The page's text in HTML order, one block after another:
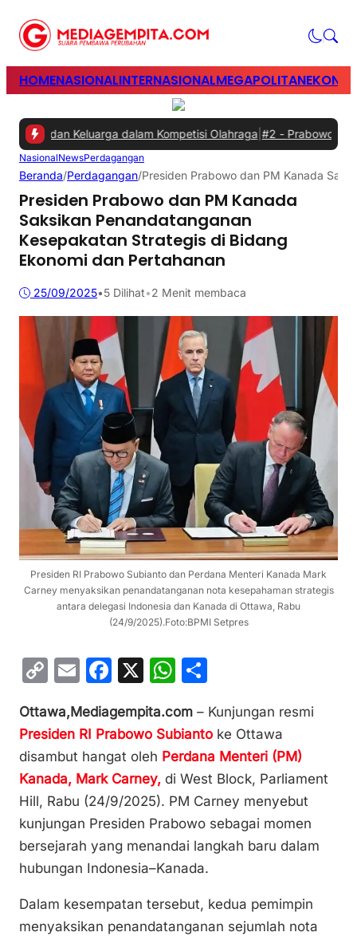
HOMENASIONALINTERNASIONALMEGAPOLITAN
dan Keluarga dalam Kompetisi Olahraga|#2 -Prabowo Minta
NasionalNewsPerdagangan
Beranda/Perdagangan/Presiden Prabowo dan PM Kanada
Presiden Prabowo dan PM Kanada
Saksikan Penandatanganan
Kesepakatan Strategis di Bidang
Ekonomi dan Pertahanan
25/09/2025•5 Dilihat•2 Menit membaca
Presiden RI Prabowo Subianto dan Perdana Menteri Kanada Mark
Carney menyaksikan penandatanganan nota kesepahaman strategis
antara delegasi Indonesia dan Kanada di Ottawa, Rabu
(24/9/2025).Foto:BPMI Setpres
C
p
y
Li
n
k
E
ai
l
F
c
e
b
o
o
k
X
W
at
s
A
p
p
ar
e
Ottawa,Mediagempita.com – Kunjungan resmi
Presiden RI Prabowo Subianto ke Ottawa
disambut hangat oleh Perdana Menteri (PM)
Kanada, Mark Carney, di West Block, Parliament
Hill, Rabu (24/9/2025). PM Carney menyebut
kunjungan Presiden Prabowo sebagai momen
bersejarah yang menandai langkah baru dalam
hubungan Indonesia–Kanada.
Dalam kesempatan tersebut, kedua pemimpin
menyaksikan penandatanganan sejumlah nota